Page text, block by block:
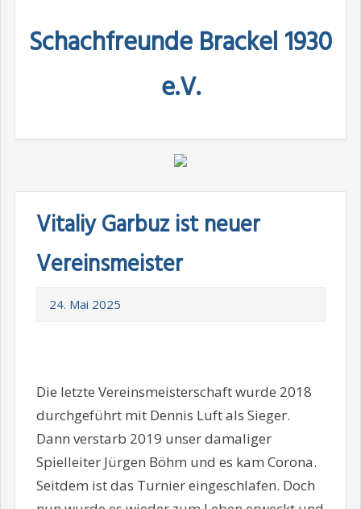
Schachfreunde Brackel 1930
e.V.
Vitaliy Garbuz ist neuer
Vereinsmeister
24. Mai 2025
Die letzte Vereinsmeisterschaft wurde 2018
durchgeführt mit Dennis Luft als Sieger.
Dann verstarb 2019 unser damaliger
Spielleiter Jürgen Böhm und es kam Corona.
Seitdem ist das Turnier eingeschlafen. Doch